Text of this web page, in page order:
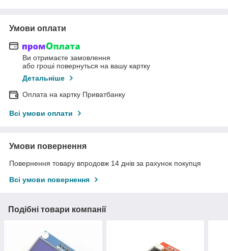
Умови оплати
Ви отримаєте замовлення
або гроші повернуться на вашу картку
Детальніше
Оплата на картку Приватбанку
Всі умови оплати
Умови повернення
Повернення товару впродовж 14 днів за рахунок покупця
Всі умови повернення
Подібні товари компанії